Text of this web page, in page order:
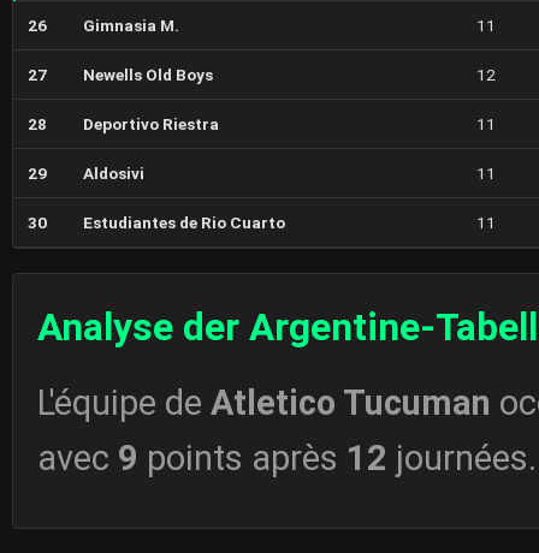
26 Gimnasia M. 11
27 Newells Old Boys 12
28 Deportivo Riestra 11
29 Aldosivi 11
30 Estudiantes de Rio Cuarto 11
Analyse der Argentine-
L'équipe de Atletico Tucuman
avec 9 points après 12 journées.